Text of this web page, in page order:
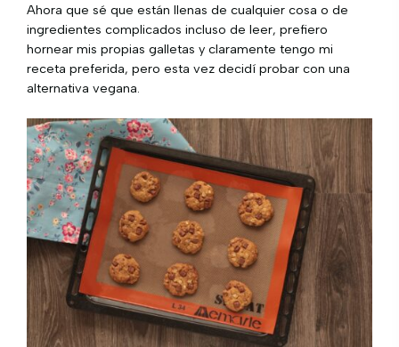
Ahora que sé que están llenas de cualquier cosa o de
ingredientes complicados incluso de leer, prefiero
hornear mis propias galletas y claramente tengo mi
receta preferida, pero esta vez decidí probar con una
alternativa vegana.